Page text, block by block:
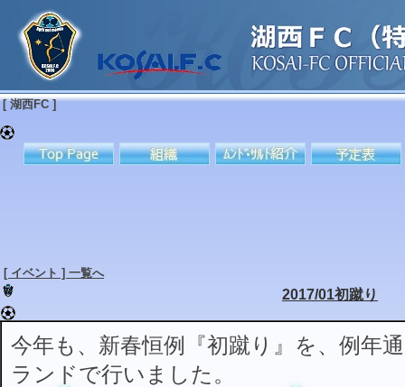
[ 湖西FC ]
[ イベント ] 一覧へ
2017/01初蹴り
今年も、新春恒例『初蹴り』を、例年
ランドで行いました。